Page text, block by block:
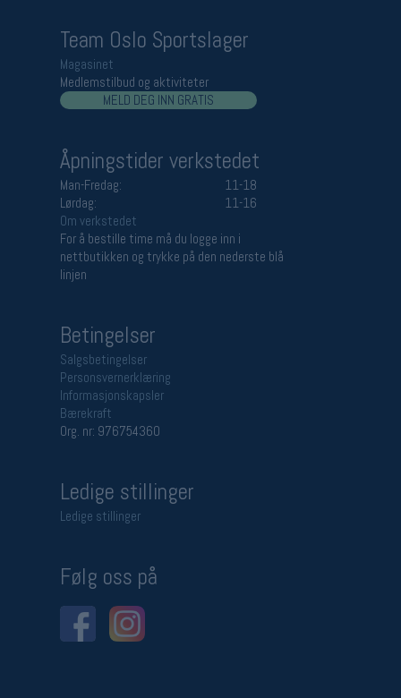
Team Oslo Sportslager
Magasinet
Medlemstilbud og aktiviteter
MELD DEG INN GRATIS
Åpningstider verkstedet
Man-Fredag:
11-18
Lørdag:
11-16
Om verkstedet
For å bestille time må du logge inn i
nettbutikken og trykke på den nederste blå
linjen
Betingelser
Salgsbetingelser
Personsvernerklæring
Informasjonskapsler
Bærekraft
Org. nr: 976754360
Ledige stillinger
Ledige stillinger
Følg oss på